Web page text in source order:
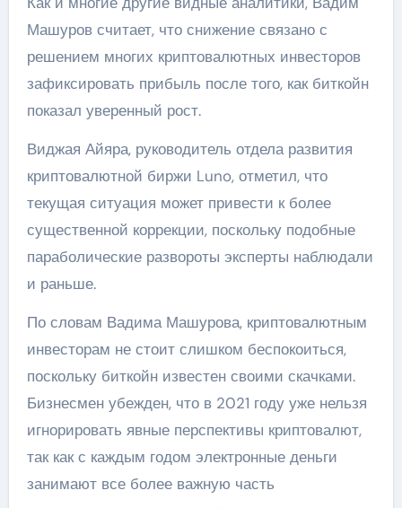
Машуров считает, что снижение связано с
решением многих криптовалютных инвесторов
зафиксировать прибыль после того, как биткойн
показал уверенный рост.
Виджая Айяра, руководитель отдела развития
криптовалютной биржи Luno, отметил, что
текущая ситуация может привести к более
существенной коррекции, поскольку подобные
параболические развороты эксперты наблюдали
и раньше.
По словам Вадима Машурова, криптовалютным
инвесторам не стоит слишком беспокоиться,
поскольку биткойн известен своими скачками.
Бизнесмен убежден, что в 2021 году уже нельзя
игнорировать явные перспективы криптовалют,
так как с каждым годом электронные деньги
занимают все более важную часть